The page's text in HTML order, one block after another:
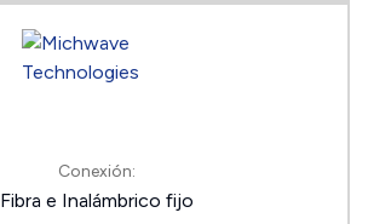
Conexión:
Fibra e Inalámbrico fijo